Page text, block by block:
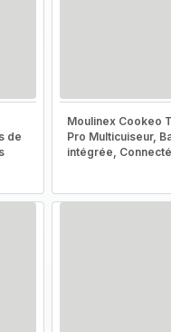
de
Moulinex Cookeo
Pro Multicuiseur,
intégrée, Connecté